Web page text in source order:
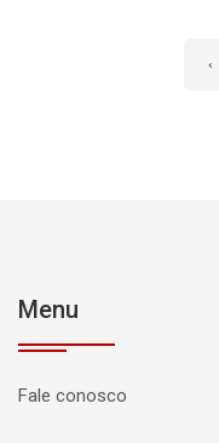
‹
Menu
Fale conosco